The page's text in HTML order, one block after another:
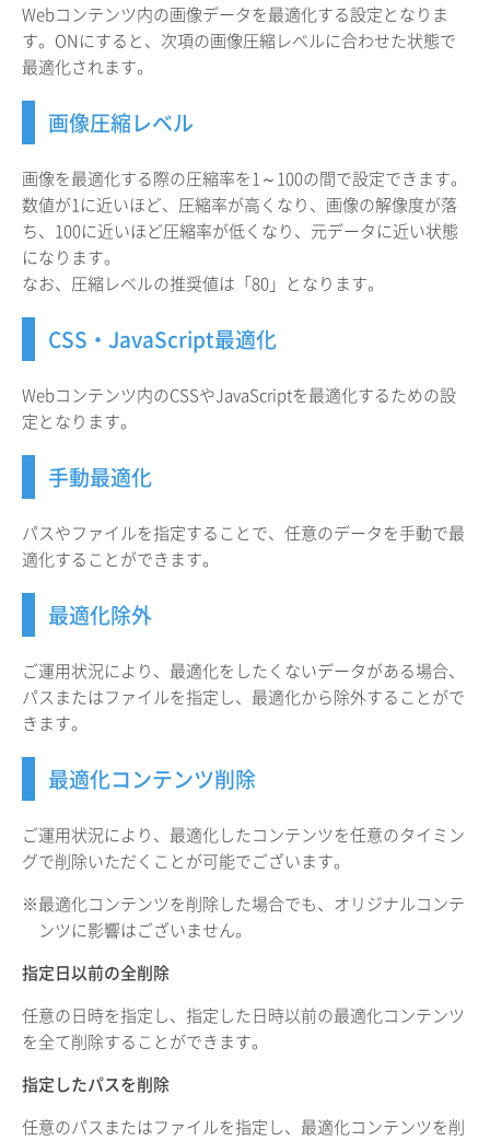
Webコンテンツ内の画像データを最適化する設定となりま
す。ONにすると、次項の画像圧縮レベルに合わせた状態で
最適化されます。
画像圧縮レベル
画像を最適化する際の圧縮率を1～100の間で設定できます。
数値が1に近いほど、圧縮率が高くなり、画像の解像度が落
ち、100に近いほど圧縮率が低くなり、元データに近い状態
になります。
なお、圧縮レベルの推奨値は「80」となります。
CSS・JavaScript最適化
Webコンテンツ内のCSSやJavaScriptを最適化するための設
定となります。
手動最適化
パスやファイルを指定することで、任意のデータを手動で最
適化することができます。
最適化除外
ご運用状況により、最適化をしたくないデータがある場合、
パスまたはファイルを指定し、最適化から除外することがで
きます。
最適化コンテンツ削除
ご運用状況により、最適化したコンテンツを任意のタイミン
グで削除いただくことが可能でございます。
※最適化コンテンツを削除した場合でも、オリジナルコンテ
ンツに影響はございません。
指定日以前の全削除
任意の日時を指定し、指定した日時以前の最適化コンテンツ
を全て削除することができます。
指定したパスを削除
任意のパスまたはファイルを指定し、最適化コンテンツを削